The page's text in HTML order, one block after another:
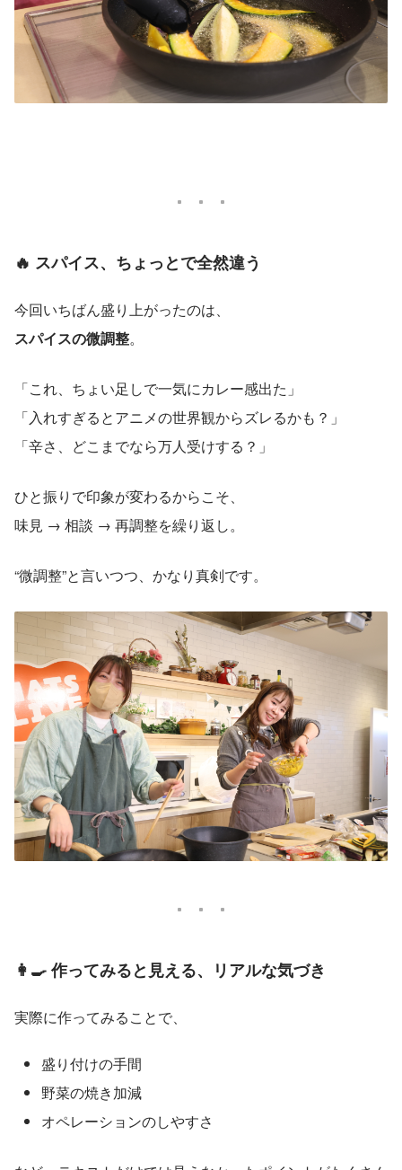
🔥 スパイス、ちょっとで全然違う
今回いちばん盛り上がったのは、
スパイスの微調整。
「これ、ちょい足しで一気にカレー感出た」
「入れすぎるとアニメの世界観からズレるかも？」
「辛さ、どこまでなら万人受けする？」
ひと振りで印象が変わるからこそ、
味見 → 相談 → 再調整を繰り返し。
“微調整”と言いつつ、かなり真剣です。
👩‍🍳 作ってみると見える、リアルな気づき
実際に作ってみることで、
盛り付けの手間
野菜の焼き加減
オペレーションのしやすさ